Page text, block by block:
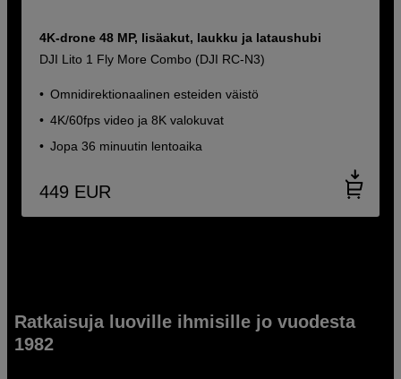
4K-drone 48 MP, lisäakut, laukku ja lataushubi
DJI Lito 1 Fly More Combo (DJI RC-N3)
Omnidirektionaalinen esteiden väistö
4K/60fps video ja 8K valokuvat
Jopa 36 minuutin lentoaika
449 EUR
Ratkaisuja luoville ihmisille jo vuodesta
1982